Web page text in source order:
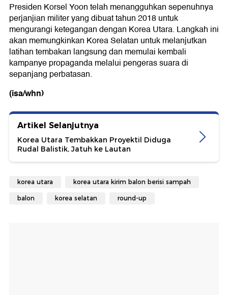
Presiden Korsel Yoon telah menangguhkan sepenuhnya
perjanjian militer yang dibuat tahun 2018 untuk
mengurangi ketegangan dengan Korea Utara. Langkah ini
akan memungkinkan Korea Selatan untuk melanjutkan
latihan tembakan langsung dan memulai kembali
kampanye propaganda melalui pengeras suara di
sepanjang perbatasan.
(isa/whn)
Artikel Selanjutnya
Korea Utara Tembakkan Proyektil Diduga
Rudal Balistik, Jatuh ke Lautan
korea utara korea utara kirim balon berisi sampah
balon korea selatan round-up